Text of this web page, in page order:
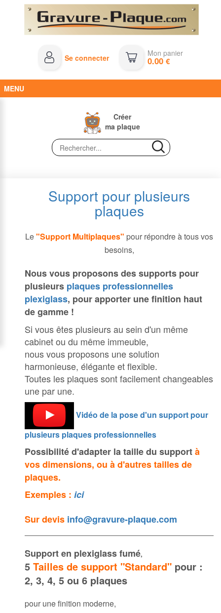
Se connecter Mon panier
0.00€
MENU
Créer
ma plaque
Support pour plusieurs
plaques
Le"Support Multiplaques" pour répondre à tous vos
besoins,
Nous vous proposons des supports pour
plusieurs plaques professionnelles
plexiglass, pour apporter une finition haut
de gamme !
Si vous êtes plusieurs au sein d'un même
cabinet ou du même immeuble,
nous vous proposons une solution
harmonieuse, élégante et flexible.
Toutes les plaques sont facilement changeables
une par une.
Vidéo de la pose d'un support pour
plusieurs plaques professionnelles
Possibilité d'adapter la taille du supportà
vos dimensions, ou à d'autres tailles de
plaques.
Exemples : ici
Sur devis info@gravure-plaque.com
Support en plexiglass fumé,
5 Tailles de support "Standard" pour :
2, 3, 4, 5 ou 6 plaques
pour une finition moderne,